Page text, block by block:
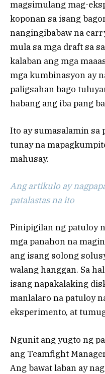
magsimulang mag-
koponan sa isang
nangingibabaw na
mula sa mga draft sa
kalaban ang mga
mga kumbinasyon ay
paligsahan bago
habang ang iba pang
Ito ay sumasalamin sa
tunay na
mahusay.
Ang artikulo ay
patalastas na ito
Pinipigilan ng patuloy
mga panahon na
ang isang solong
walang hanggan. Sa
isang napakalaking
manlalaro na patuloy
eksperimento, at
Ngunit ang yugto ng
ang Teamfight
Ang bawat laban ay